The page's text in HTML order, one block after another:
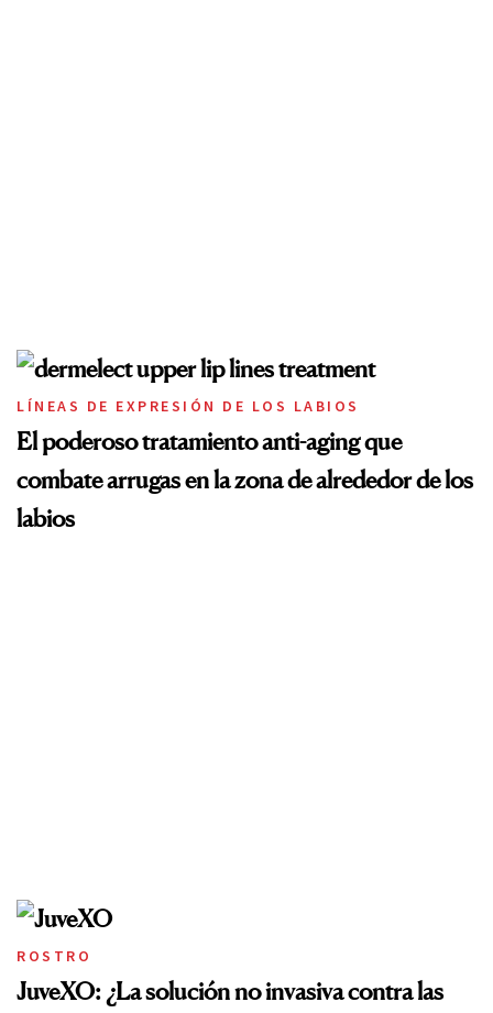
LÍNEAS DE EXPRESIÓN DE LOS LABIOS
El poderoso tratamiento anti-aging que
combate arrugas en la zona de alrededor de los
labios
ROSTRO
JuveXO: ¿La solución no invasiva contra las